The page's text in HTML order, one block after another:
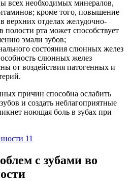
всех необходимых минералов,
кроме того, повышение
верхних отделах желудочно-
полости рта может способствует
эмали зубов;
состояния слюнных желез
слюнных желез
от воздействия патогенных и
причин способна ослабить
и создать неблагоприятные
ноющая боль в зубах при
с зубами во